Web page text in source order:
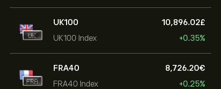
UK100
UK100 Index
10,896.02‎£‎
+0.35%
FRA40
FRA40 Index
8,726.20‎€‎
+0.25%